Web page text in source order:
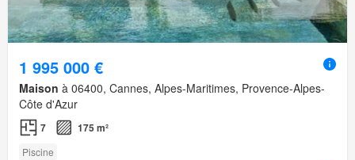
1 995 000 €
Maison à 06400, Cannes, Alpes-Maritimes, Provence-Alpes-
Côte d'Azur
7 175 m²
Piscine